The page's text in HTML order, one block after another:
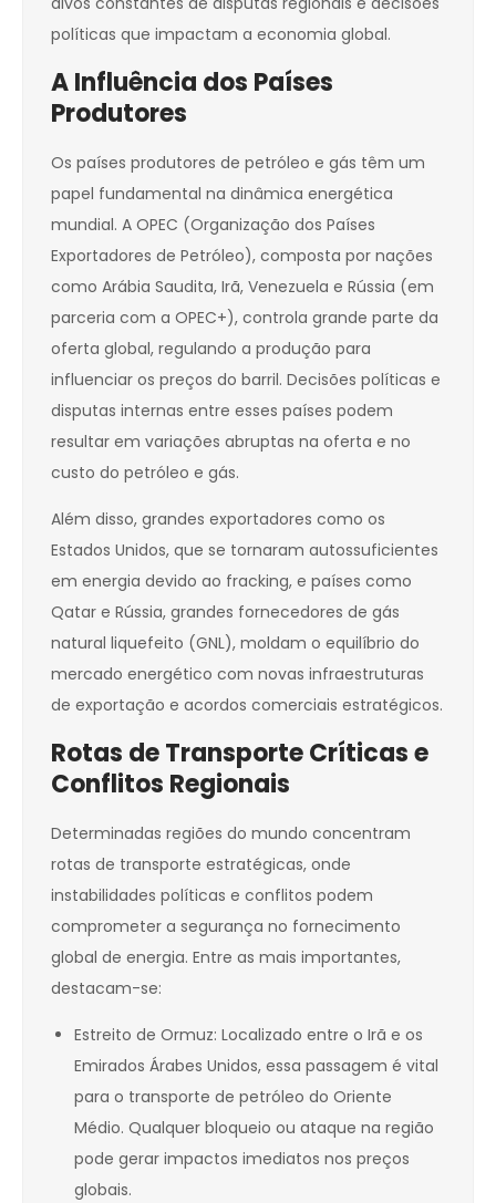
políticas que impactam a economia global.
A Influência dos Países
Produtores
Os países produtores de petróleo e gás têm um
papel fundamental na dinâmica energética
mundial. A OPEC (Organização dos Países
Exportadores de Petróleo), composta por nações
como Arábia Saudita, Irã, Venezuela e Rússia (em
parceria com a OPEC+), controla grande parte da
oferta global, regulando a produção para
influenciar os preços do barril. Decisões políticas e
disputas internas entre esses países podem
resultar em variações abruptas na oferta e no
custo do petróleo e gás.
Além disso, grandes exportadores como os
Estados Unidos, que se tornaram autossuficientes
em energia devido ao fracking, e países como
Qatar e Rússia, grandes fornecedores de gás
natural liquefeito (GNL), moldam o equilíbrio do
mercado energético com novas infraestruturas
de exportação e acordos comerciais estratégicos.
Rotas de Transporte Críticas e
Conflitos Regionais
Determinadas regiões do mundo concentram
rotas de transporte estratégicas, onde
instabilidades políticas e conflitos podem
comprometer a segurança no fornecimento
global de energia. Entre as mais importantes,
destacam-se:
Estreito de Ormuz: Localizado entre o Irã e os
Emirados Árabes Unidos, essa passagem é vital
para o transporte de petróleo do Oriente
Médio. Qualquer bloqueio ou ataque na região
pode gerar impactos imediatos nos preços
globais.